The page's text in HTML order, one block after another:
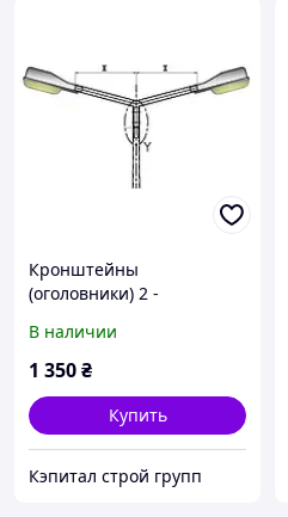
Кронштейны
(оголовники) 2 -
опор уличного
освещения 2,0 м
В наличии
1 350₴
Купить
Кэпитал строй групп